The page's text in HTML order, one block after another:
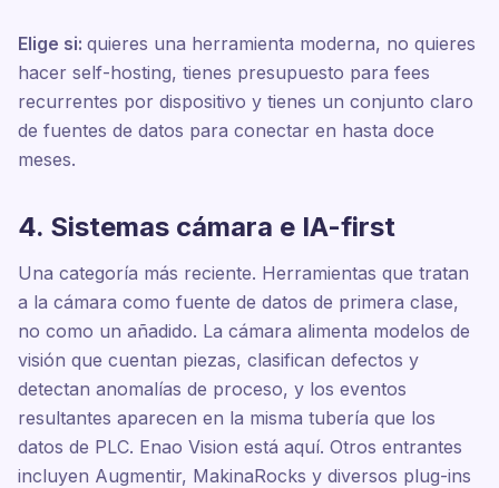
Elige si: quieres una herramienta moderna, no quieres
hacer self-hosting, tienes presupuesto para fees
recurrentes por dispositivo y tienes un conjunto claro
de fuentes de datos para conectar en hasta doce
meses.
4. Sistemas cámara e IA-first
Una categoría más reciente. Herramientas que tratan
a la cámara como fuente de datos de primera clase,
no como un añadido. La cámara alimenta modelos de
visión que cuentan piezas, clasifican defectos y
detectan anomalías de proceso, y los eventos
resultantes aparecen en la misma tubería que los
datos de PLC. Enao Vision está aquí. Otros entrantes
incluyen Augmentir, MakinaRocks y diversos plug-ins